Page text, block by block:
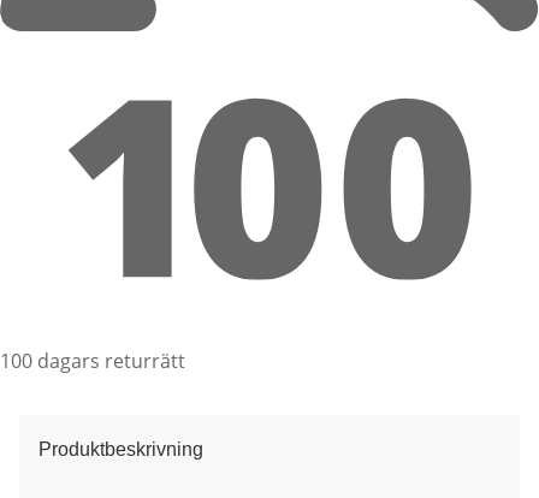
100 dagars returrätt
Produktbeskrivning